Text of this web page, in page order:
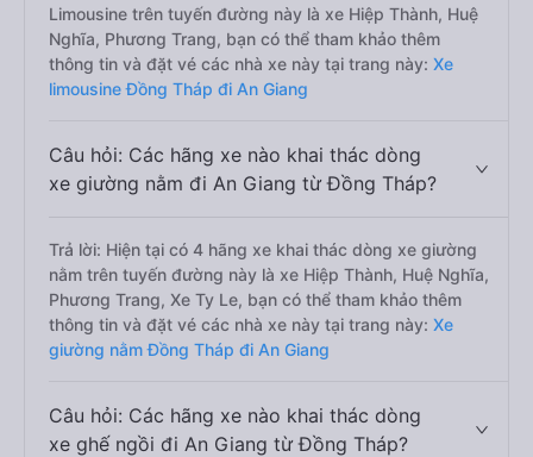
Limousine trên tuyến đường này là xe Hiệp Thành, Huệ
Nghĩa, Phương Trang, bạn có thể tham khảo thêm
thông tin và đặt vé các nhà xe này tại trang này: Xe
limousine Đồng Tháp đi An Giang
Câu hỏi: Các hãng xe nào khai thác dòng
xe giường nằm đi An Giang từ Đồng Tháp?
Trả lời: Hiện tại có 4 hãng xe khai thác dòng xe giường
nằm trên tuyến đường này là xe Hiệp Thành, Huệ Nghĩa,
Phương Trang, Xe Ty Le, bạn có thể tham khảo thêm
thông tin và đặt vé các nhà xe này tại trang này: Xe
giường nằm Đồng Tháp đi An Giang
Câu hỏi: Các hãng xe nào khai thác dòng
xe ghế ngồi đi An Giang từ Đồng Tháp?